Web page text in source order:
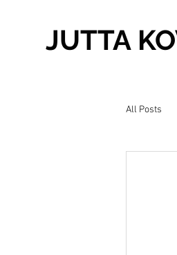
JUTTA
All Posts